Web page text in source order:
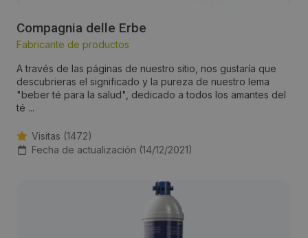
Compagnia delle Erbe
Fabricante de productos
A través de las páginas de nuestro sitio, nos gustaría que
descubrieras el significado y la pureza de nuestro lema
"beber té para la salud", dedicado a todos los amantes del
té ...
Visitas (1472)
Fecha de actualización (14/12/2021)